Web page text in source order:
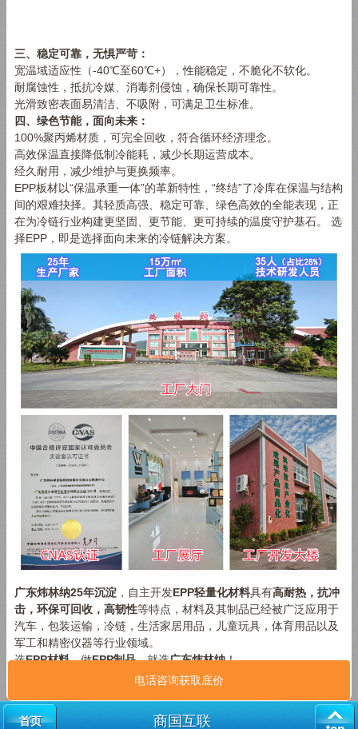
三、稳定可靠，无惧严苛：
宽温域适应性（-40℃至60℃+），性能稳定，不脆化不软化。
耐腐蚀性，抵抗冷媒、消毒剂侵蚀，确保长期可靠性。
光滑致密表面易清洁、不吸附，可满足卫生标准。
四、绿色节能，面向未来：
100%聚丙烯材质，可完全回收，符合循环经济理念。
高效保温直接降低制冷能耗，减少长期运营成本。
经久耐用，减少维护与更换频率。
EPP板材以“保温承重一体”的革新特性，“终结”了冷库在保温与结构
间的艰难抉择。其轻质高强、稳定可靠、绿色高效的全能表现，正
在为冷链行业构建更坚固、更节能、更可持续的温度守护基石。 选
择EPP，即是选择面向未来的冷链解决方案。
广东炜林纳25年沉淀 ，自主开发EPP轻量化材料具有高耐热，抗冲
击，环保可回收，高韧性等特点，材料及其制品已经被广泛应用于
汽车，包装运输，冷链，生活家居用品，儿童玩具，体育用品以及
军工和精密仪器等行业领域。
选EPP材料、做EPP制品，就选广东炜林纳！
电话咨询获取底价
首页 商国互联